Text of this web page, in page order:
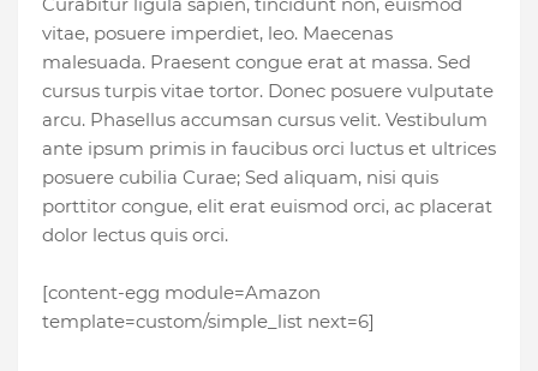
Curabitur ligula sapien, tincidunt non, euismod
vitae, posuere imperdiet, leo. Maecenas
malesuada. Praesent congue erat at massa. Sed
cursus turpis vitae tortor. Donec posuere vulputate
arcu. Phasellus accumsan cursus velit. Vestibulum
ante ipsum primis in faucibus orci luctus et ultrices
posuere cubilia Curae; Sed aliquam, nisi quis
porttitor congue, elit erat euismod orci, ac placerat
dolor lectus quis orci.
[content-egg module=Amazon
template=custom/simple_list next=6]